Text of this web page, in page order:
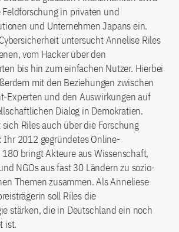
in privaten und
und Unternehmen Japans ein.
untersucht Annelise Riles
vom Hacker über den
bis hin zum einfachen Nutzer. Hierbei
mit den Beziehungen zwischen
Experten und den Auswirkungen auf
Dialog in Demokratien.
Riles auch über die Forschung
Ihr 2012 gegründetes Online-
bringt Akteure aus Wissenschaft,
NGOs aus fast 30 Ländern zu sozio-
Themen zusammen. Als Anneliese
soll Riles die
stärken, die in Deutschland ein noch
ist.